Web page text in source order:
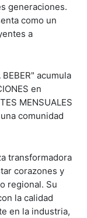
generaciones.
como un
a
acumula
en
MENSUALES
comunidad
transformadora
corazones y
regional. Su
la calidad
en la industria,